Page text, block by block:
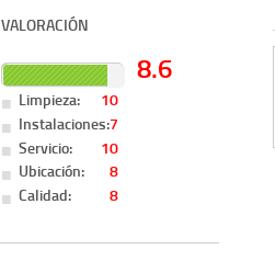
VALORACIÓN
8.6
Limpieza:
10
Instalaciones:7
Servicio:
10
Ubicación:
8
Calidad:
8